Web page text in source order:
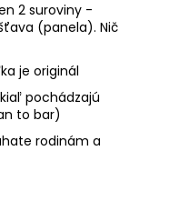
2 suroviny -
(panela). Nič
je originál
pochádzajú
to bar)
rodinám a